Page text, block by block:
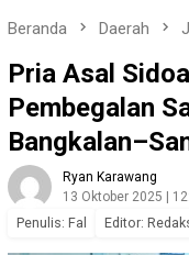
Beranda Daerah
Pria Asal
Pembegalan
Ryan Karawang
13 Oktober 2025 |
Penulis: Fal Editor: